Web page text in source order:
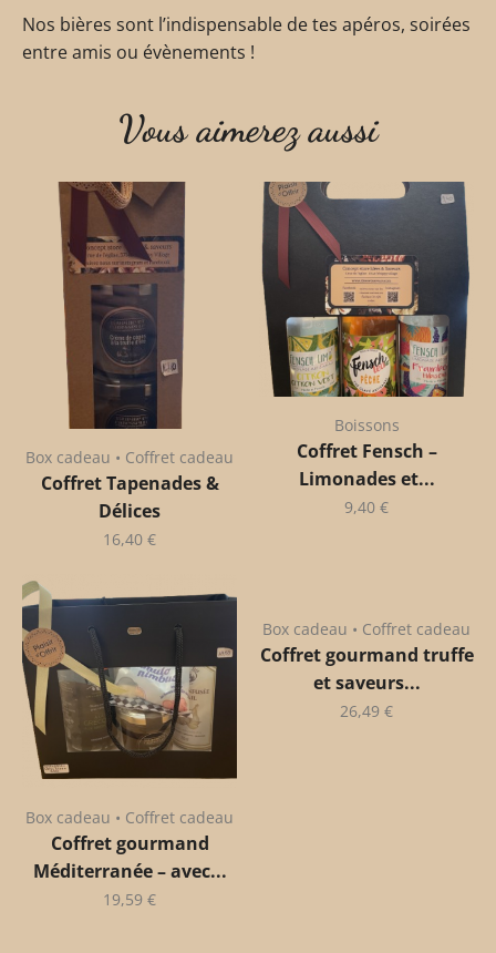
Nos bières sont l’indispensable de tes apéros, soirées
entre amis ou évènements !
Vous aimerez aussi
Box cadeau • Coffret cadeau
Coffret Tapenades &
Délices
16,40 €
Boissons
Coffret Fensch –
Limonades et...
9,40 €
Box cadeau • Coffret cadeau
Coffret gourmand
Méditerranée – avec...
19,59 €
Box cadeau • Coffret cadeau
Coffret gourmand truffe
et saveurs...
26,49 €